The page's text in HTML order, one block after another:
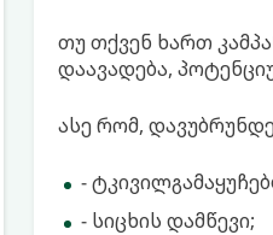
თუ თქვენ ხართ
დაავადება,
ასე რომ,
-
- სიცხის დამწევი;